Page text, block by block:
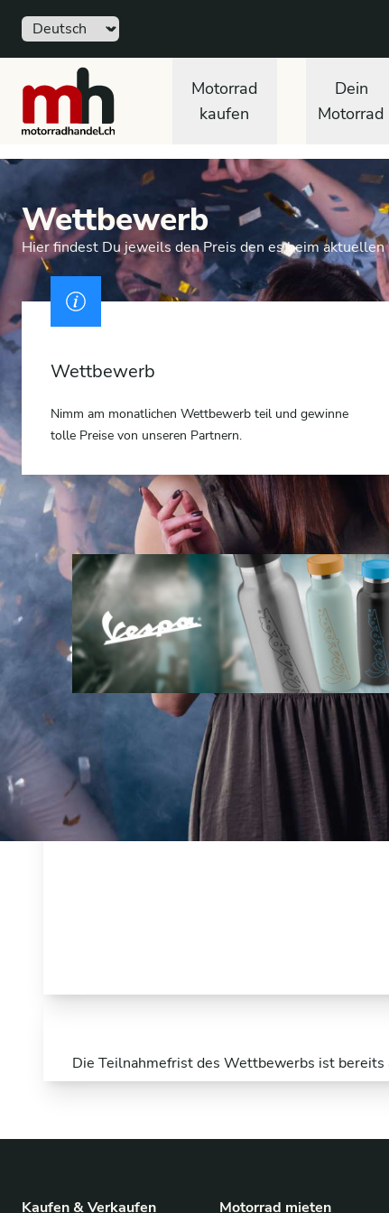
Sprache
motorradhandel.ch
Motorrad
kaufen
Dein
Motorrad
Wettbewerb
Hier findest Du jeweils den Preis den es beim
Ausweis
Wettbewerb
Nimm am monatlichen Wettbewerb teil und gewinne
tolle Preise von unseren Partnern.
Die Teilnahmefrist des Wettbewerbs ist bereits
Kaufen & Verkaufen Motorrad mieten